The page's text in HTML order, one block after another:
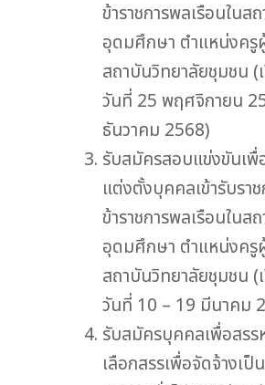
ข้าราชการพลเรือนในส
อุดมศึกษา ตำแหน่งครู
สถาบันวิทยาลัยชุมชน
วันที่ 25 พฤศจิกายน
ธันวาคม 2568)
รับสมัครสอบแข่งขันเพื่
แต่งตั้งบุคคลเข้ารับราช
ข้าราชการพลเรือนในส
อุดมศึกษา ตำแหน่งครู
สถาบันวิทยาลัยชุมชน
วันที่ 10 – 19 มีนาคม
รับสมัครบุคคลเพื่อสรร
เลือกสรรเพื่อจัดจ้างเ